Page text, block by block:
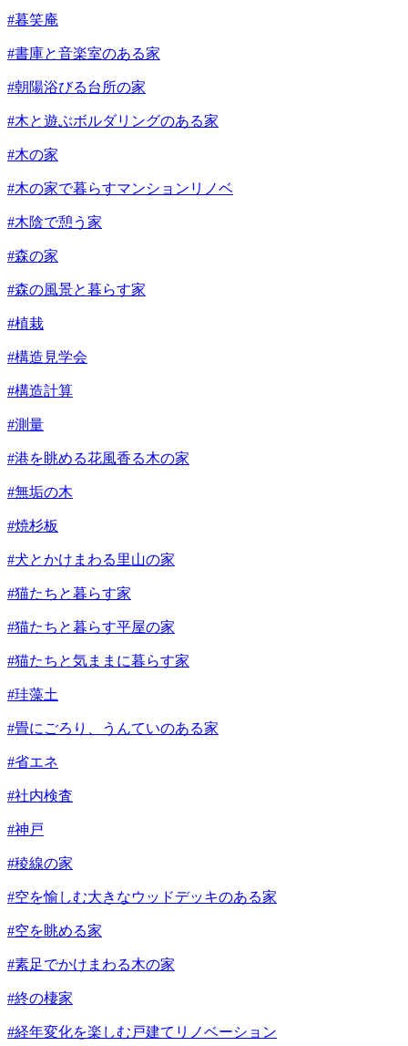
#暮笑庵
#書庫と音楽室のある家
#朝陽浴びる台所の家
#木と遊ぶボルダリングのある家
#木の家
#木の家で暮らすマンションリノベ
#木陰で憩う家
#森の家
#森の風景と暮らす家
#植栽
#構造見学会
#構造計算
#測量
#港を眺める花風香る木の家
#無垢の木
#焼杉板
#犬とかけまわる里山の家
#猫たちと暮らす家
#猫たちと暮らす平屋の家
#猫たちと気ままに暮らす家
#珪藻土
#畳にごろり、うんていのある家
#省エネ
#社内検査
#神戸
#稜線の家
#空を愉しむ大きなウッドデッキのある家
#空を眺める家
#素足でかけまわる木の家
#終の棲家
#経年変化を楽しむ戸建てリノベーション